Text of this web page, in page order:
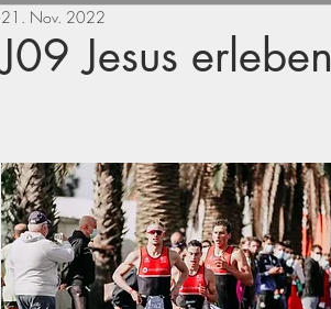
J09 Jesus
21. Nov. 2022